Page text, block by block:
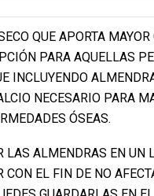
QUE APORTA
PARA AQUELLAS
INCLUYENDO
NECESARIO PARA
ÓSEAS.
LAS ALMENDRAS EN UN
EL FIN DE NO